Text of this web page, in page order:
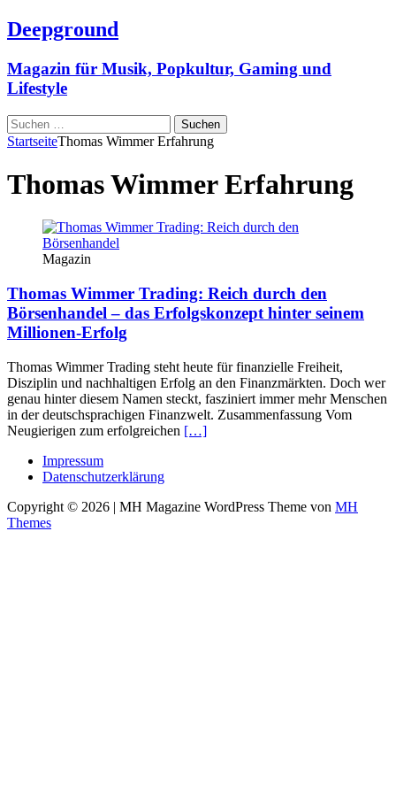
Deepground
Magazin für Musik, Popkultur, Gaming und
Lifestyle
Suchen
nach:
StartseiteThomas Wimmer Erfahrung
Thomas Wimmer Erfahrung
Magazin
Thomas Wimmer Trading: Reich durch den
Börsenhandel – das Erfolgskonzept hinter seinem
Millionen-Erfolg
Thomas Wimmer Trading steht heute für finanzielle Freiheit,
Disziplin und nachhaltigen Erfolg an den Finanzmärkten. Doch wer
genau hinter diesem Namen steckt, fasziniert immer mehr Menschen
in der deutschsprachigen Finanzwelt. Zusammenfassung Vom
Neugierigen zum erfolgreichen […]
Impressum
Datenschutzerklärung
Copyright © 2026 | MH Magazine WordPress Theme von MH
Themes